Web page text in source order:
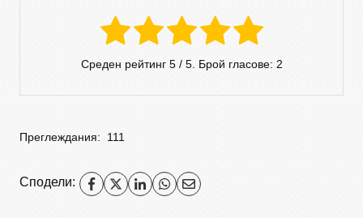
Среден рейтинг 5/ 5. Брой гласове: 2
Преглеждания: 111
Сподели: